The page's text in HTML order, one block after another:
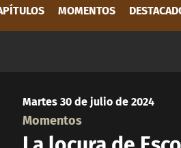
MOMENTOS
Martes 30 de julio de 2024
Momentos